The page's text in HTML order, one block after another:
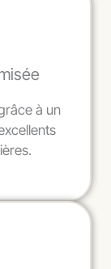
à un